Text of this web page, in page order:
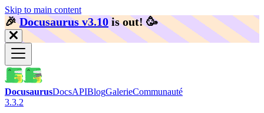
Skip to main content
🎉️Docusaurus v3.10 is out! 🥳️
DocusaurusDocsAPIBlogGalerieCommunauté
3.3.2